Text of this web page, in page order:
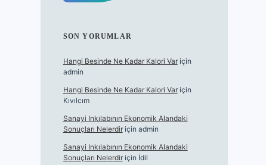
SON YORUMLAR
Hangi Besinde Ne Kadar Kalori Variçin
admin
Hangi Besinde Ne Kadar Kalori Variçin
Kıvılcım
Sanayi Inkılabının Ekonomik Alandaki
Sonuçları Nelerdiriçin admin
Sanayi Inkılabının Ekonomik Alandaki
Sonuçları Nelerdiriçin İdil